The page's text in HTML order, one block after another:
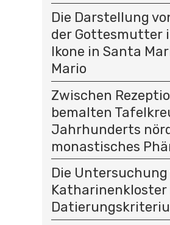
Die Darstellung
der Gottesmutter
Ikone in Santa
Mario
Zwischen
bemalten
Jahrhunderts
monastisches
Die